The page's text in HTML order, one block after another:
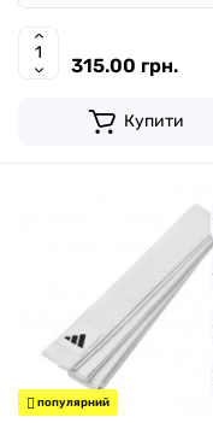
315.00 грн.
Купити
популярний